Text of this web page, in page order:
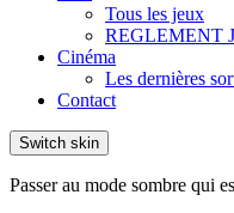
Tous les jeux
REGLEMENT
Cinéma
Les dernières
Contact
Switch skin
Passer au mode sombre qui